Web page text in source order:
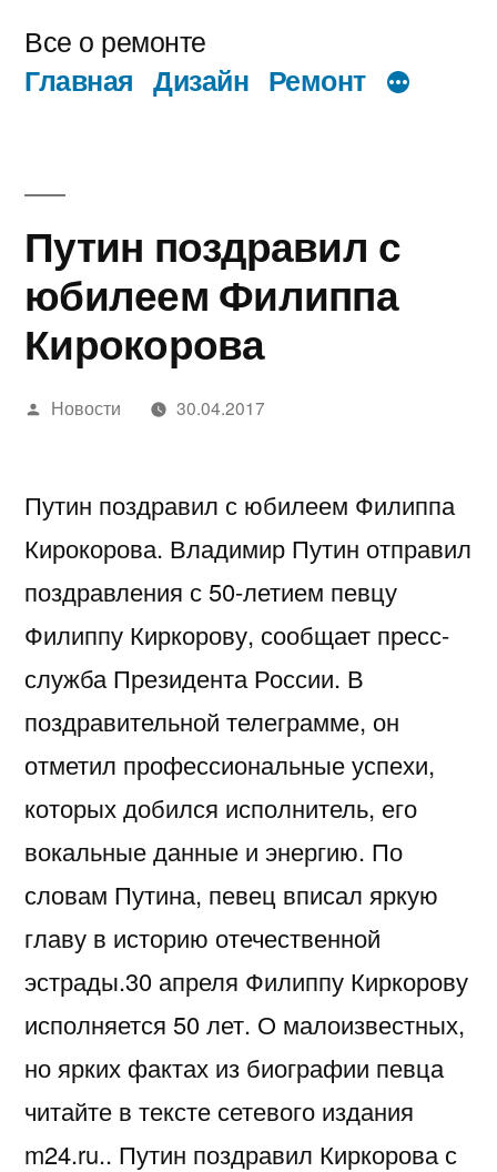
содержимому
Все о ремонте
Главная Дизайн Ремонт
Путин поздравил с
юбилеем Филиппа
Кирокорова
Написано
Новости 30.04.2017
Путин поздравил с юбилеем Филиппа
Кирокорова. Владимир Путин отправил
поздравления с 50-летием певцу
Филиппу Киркорову, сообщает пресс-
служба Президента России. В
поздравительной телеграмме, он
отметил профессиональные успехи,
которых добился исполнитель, его
вокальные данные и энергию. По
словам Путина, певец вписал яркую
главу в историю отечественной
эстрады.30 апреля Филиппу Киркорову
исполняется 50 лет. О малоизвестных,
но ярких фактах из биографии певца
читайте в тексте сетевого издания
m24.ru.. Путин поздравил Киркорова с